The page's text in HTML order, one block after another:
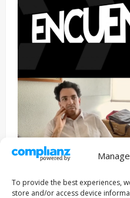
To provide the best experiences,
store and/or access device
Entrevista Series
ENCUENTROS CON IVÁN